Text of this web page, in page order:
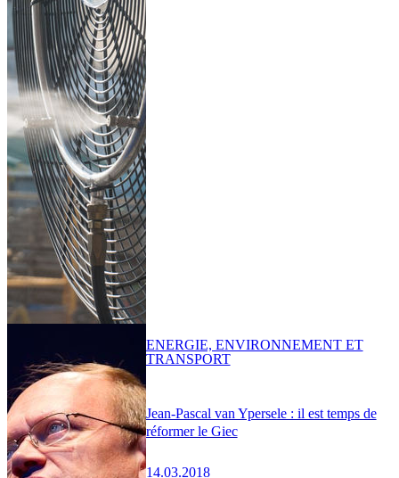
Jean-Pascal van Ypersele : il est temps de
réformer le Giec
14.03.2018
ENERGIE, ENVIRONNEMENT ET
TRANSPORT